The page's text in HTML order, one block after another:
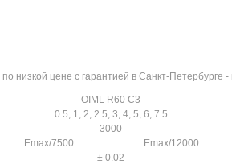
по низкой цене с гарантией в Санкт-
OIML R60 C3
0.5, 1, 2, 2.5, 3, 4, 5, 6, 7.5
3000
Emax/7500
Emax/12000
± 0.02